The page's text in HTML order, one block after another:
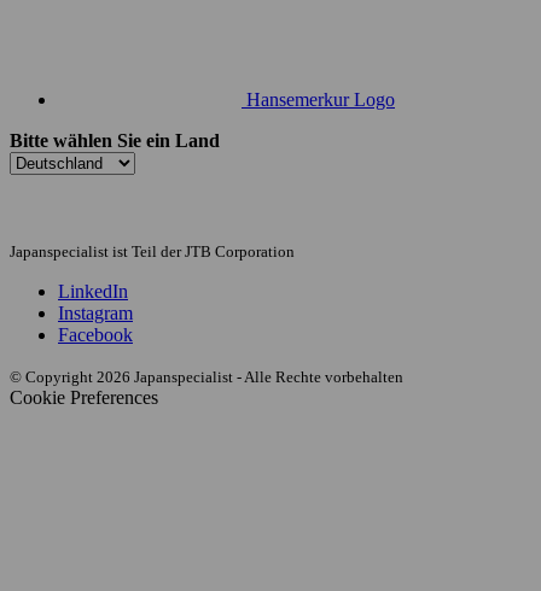
Hansemerkur Logo
Bitte wählen Sie ein Land
Japanspecialist ist Teil der JTB Corporation
LinkedIn
Instagram
Facebook
© Copyright 2026 Japanspecialist - Alle Rechte vorbehalten
Cookie Preferences